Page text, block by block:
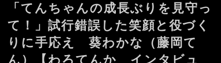
「てんちゃんの成長ぶりを見守っ
て！」試行錯誤した笑顔と役づく
りに手応え 葵わかな（藤岡て
ん）【わろてんか インタビュ